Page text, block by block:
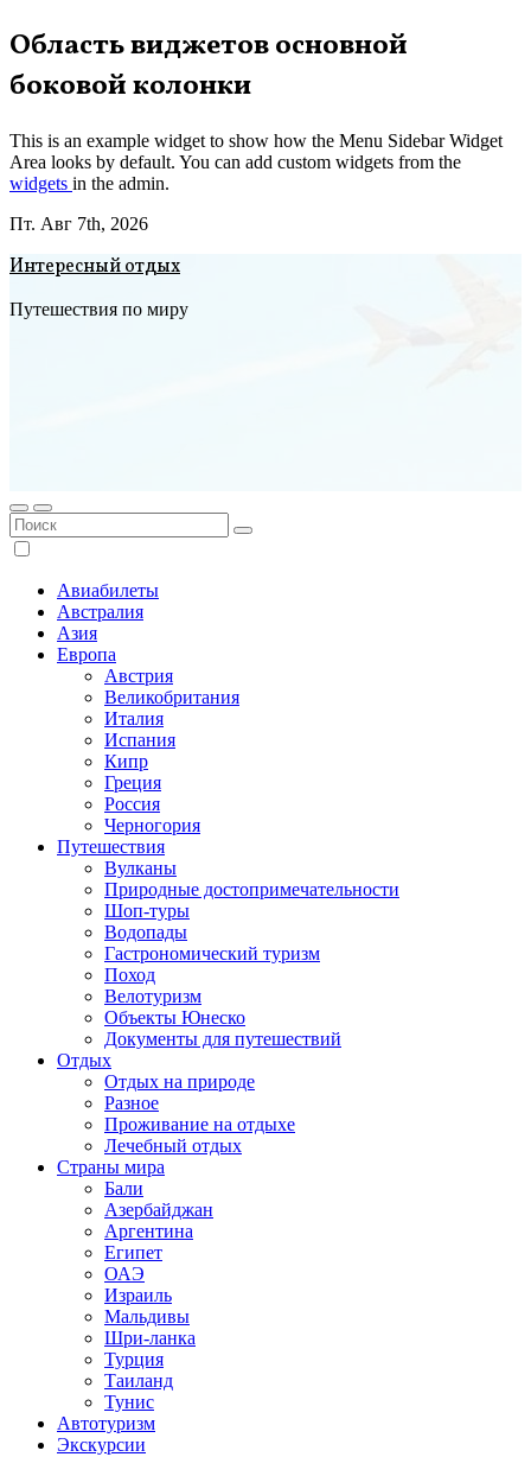
Перейти
к
содержимому
Область виджетов основной
боковой колонки
This is an example widget to show how the Menu Sidebar Widget
Area looks by default. You can add custom widgets from the
widgets in the admin.
Пт. Авг 7th, 2026
Интересный отдых
Путешествия по миру
Авиабилеты
Австралия
Азия
Европа
Австрия
Великобритания
Италия
Испания
Кипр
Греция
Россия
Черногория
Путешествия
Вулканы
Природные достопримечательности
Шоп-туры
Водопады
Гастрономический туризм
Поход
Велотуризм
Объекты Юнеско
Документы для путешествий
Отдых
Отдых на природе
Разное
Проживание на отдыхе
Лечебный отдых
Страны мира
Бали
Азербайджан
Аргентина
Египет
ОАЭ
Израиль
Мальдивы
Шри-ланка
Турция
Таиланд
Тунис
Автотуризм
Экскурсии